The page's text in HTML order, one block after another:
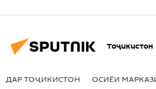
Тоҷикистон
ДАР ТОҶИКИСТОН ОСИЁИ